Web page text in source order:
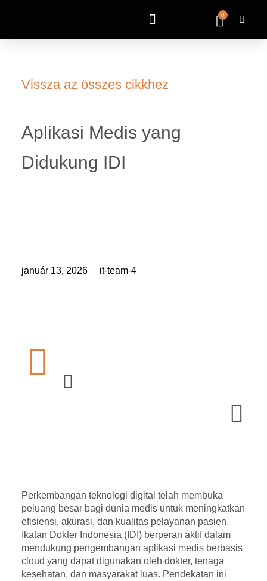
0
Vissza az összes cikkhez
Aplikasi Medis yang
Didukung IDI
január 13, 2026 it-team-4
Perkembangan teknologi digital telah membuka
peluang besar bagi dunia medis untuk meningkatkan
efisiensi, akurasi, dan kualitas pelayanan pasien.
Ikatan Dokter Indonesia (IDI)berperan aktif dalam
mendukung pengembangan aplikasi medis berbasis
cloud yang dapat digunakan oleh dokter, tenaga
kesehatan, dan masyarakat luas. Pendekatan ini